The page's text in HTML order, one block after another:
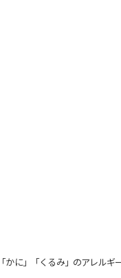
に」「くるみ」のアレルギ